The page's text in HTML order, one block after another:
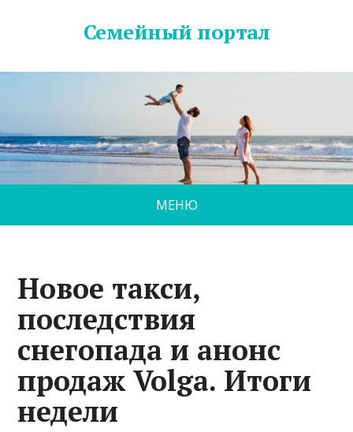
Семейный портал
МЕНЮ
Новое такси,
последствия
снегопада и анонс
продаж Volga. Итоги
недели